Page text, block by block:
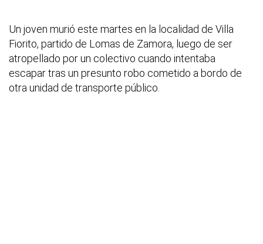
Un joven murió este martes en la localidad de Villa
Fiorito, partido de Lomas de Zamora, luego de ser
atropellado por un colectivo cuando intentaba
escapar tras un presunto robo cometido a bordo de
otra unidad de transporte público.